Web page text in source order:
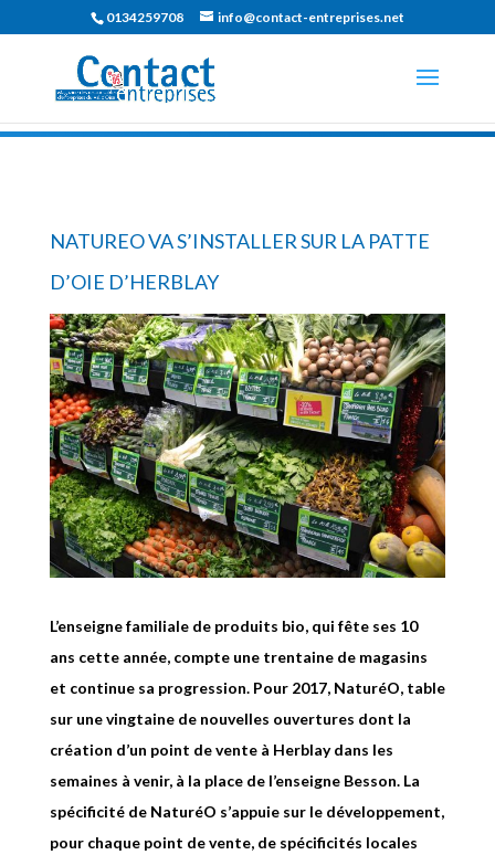
0134259708 info@contact-entreprises.net
NATUREO VA S’INSTALLER SUR LA PATTE
D’OIE D’HERBLAY
L’enseigne familiale de produits bio, qui fête ses 10
ans cette année, compte une trentaine de magasins
et continue sa progression. Pour 2017, NaturéO, table
sur une vingtaine de nouvelles ouvertures dont la
création d’un point de vente à Herblay dans les
semaines à venir, à la place de l’enseigne Besson. La
spécificité de NaturéO s’appuie sur le développement,
pour chaque point de vente, de spécificités locales